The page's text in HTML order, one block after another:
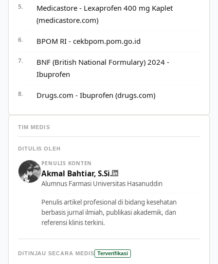
Medicastore - Lexaprofen 400 mg Kaplet
(medicastore.com)
BPOM RI - cekbpom.pom.go.id
BNF (British National Formulary) 2024 -
Ibuprofen
Drugs.com - Ibuprofen (drugs.com)
TIM MEDIS
DITULIS OLEH
PENULIS KONTEN
Akmal Bahtiar, S.Si.
Alumnus Farmasi Universitas Hasanuddin
Penulis artikel profesional di bidang kesehatan
berbasis jurnal ilmiah, publikasi akademik, dan
referensi klinis terkini.
DITINJAU SECARA MEDIS Terverifikasi